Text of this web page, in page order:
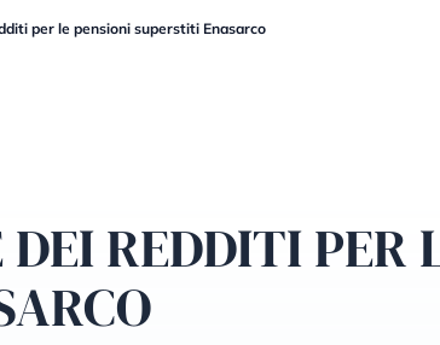
per le pensioni superstiti Enasarco
REDDITI PER